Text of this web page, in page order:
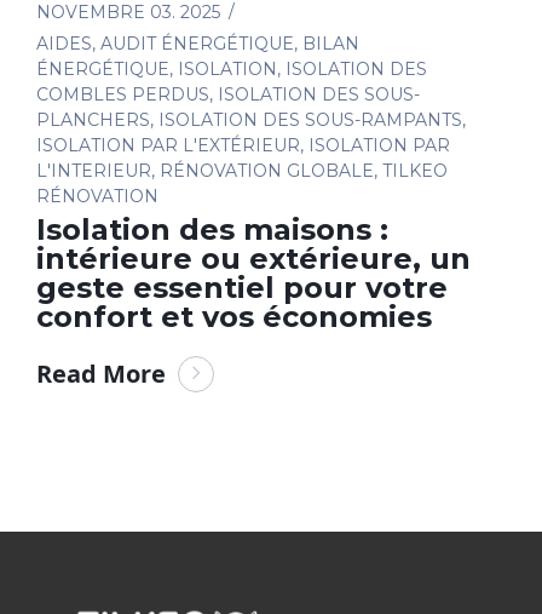
NOVEMBRE 03. 2025
AIDES, AUDIT ÉNERGÉTIQUE, BILAN
ÉNERGÉTIQUE, ISOLATION, ISOLATION DES
COMBLES PERDUS, ISOLATION DES SOUS-
PLANCHERS, ISOLATION DES SOUS-RAMPANTS,
ISOLATION PAR L'EXTÉRIEUR, ISOLATION PAR
L'INTERIEUR, RÉNOVATION GLOBALE, TILKEO
RÉNOVATION
Isolation des maisons :
intérieure ou extérieure, un
geste essentiel pour votre
confort et vos économies
Read More